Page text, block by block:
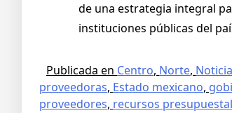
de una estrategia integral
instituciones públicas del
Publicada en Centro, Norte,
proveedoras, Estado mexicano,
proveedores, recursos